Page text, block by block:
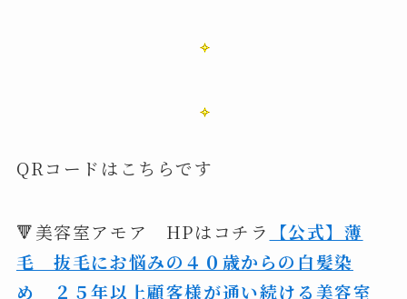
QRコードはこちらです
🔻美容室アモア HPはコチラ
【公式】薄
毛 抜毛にお悩みの４０歳からの白髪染
め ２５年以上顧客様が通い続ける美容室